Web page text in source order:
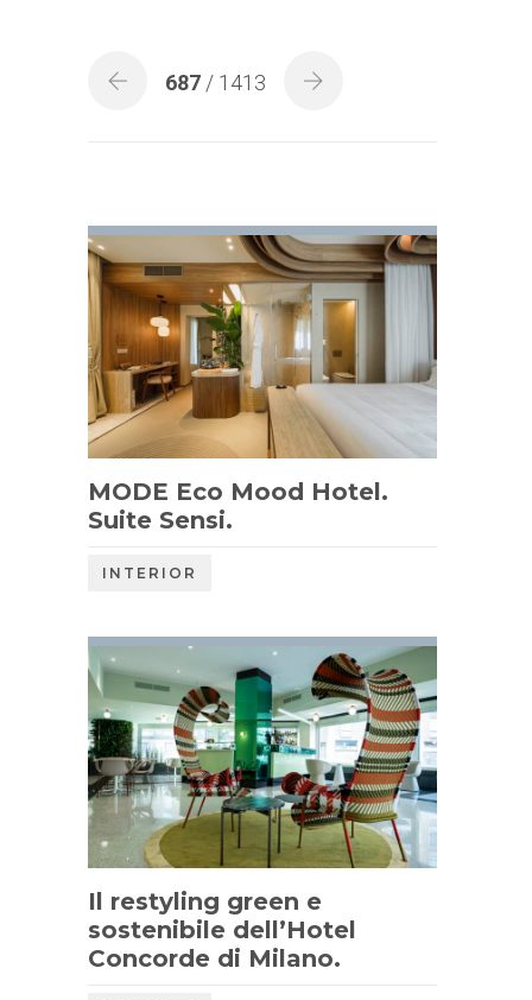
687 / 1413
MODE Eco Mood Hotel.
Suite Sensi.
INTERIOR
Il restyling green e
sostenibile dell’Hotel
Concorde di Milano.